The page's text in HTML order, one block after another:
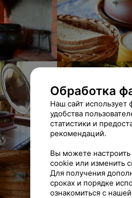
Обработка
Наш сайт
удобства
статистики и
рекомендаций.
Вы можете
cookie или изменить
Для получения
сроках и порядке
ознакомиться с нашей